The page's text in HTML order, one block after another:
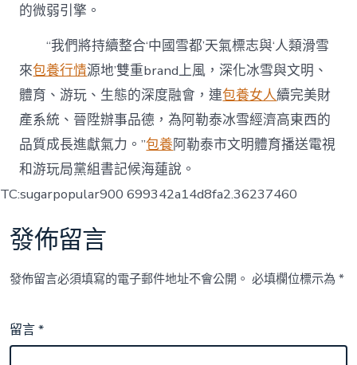
的微弱引擎。
“我們將持續整合‘中國雪都’天氣標志與‘人類滑雪
來包養行情源地’雙重brand上風，深化冰雪與文明、
體育、游玩、生態的深度融會，連包養女人續完美財
產系統、晉陞辦事品德，為阿勒泰冰雪經濟高東西的
品質成長進獻氣力。”包養阿勒泰市文明體育播送電視
和游玩局黨組書記候海蓮說。
TC:sugarpopular900 699342a14d8fa2.36237460
發佈留言
發佈留言必須填寫的電子郵件地址不會公開。 必填欄位標示為*
留言*